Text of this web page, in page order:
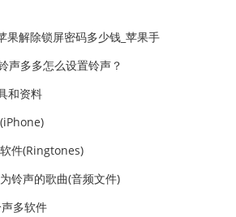
和资料
件(Ringtones)
铃声的歌曲(音频文件)
多软件